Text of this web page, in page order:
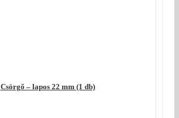
Csörgő – lapos 22 mm (1 db)